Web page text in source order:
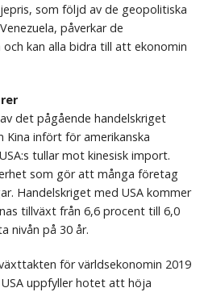
som följd av de geopolitiska
påverkar de
kan alla bidra till att ekonomin
det pågående handelskriget
Kina infört för amerikanska
tullar mot kinesisk import.
som gör att många företag
Handelskriget med USA kommer
tillväxt från 6,6 procent till 6,0
nivån på 30 år.
för världsekonomin 2019
uppfyller hotet att höja